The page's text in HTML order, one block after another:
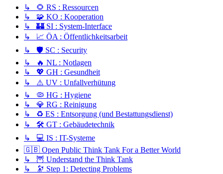
↳ 🌻 RS : Ressourcen
↳ 🧩 KO : Kooperation
↳ 🏰 SI : System-Interface
↳ 📈 ÖA : Öffentlichkeitsarbeit
↳ 🛡️ SC : Security
↳ 🔥 NL : Notlagen
↳ 💖 GH : Gesundheit
↳ ⚠️ UV : Unfallverhütung
↳ 🦠 HG : Hygiene
↳ 💎 RG : Reinigung
↳ ♻️ ES : Entsorgung (und Bestattungsdienst)
↳ 🛠️ GT : Gebäudetechnik
↳ 💻 IS : IT-Systeme
🇬🇧 Open Public Think Tank For a Better World
↳ 🦉 Understand the Think Tank
↳ 🔭 Step 1: Detecting Problems